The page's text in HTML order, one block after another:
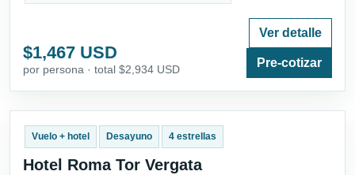
$1,467 USD
por persona · total $2,934 USD
Ver detalle
Pre-cotizar
Vuelo + hotel Desayuno 4 estrellas
Hotel Roma Tor Vergata